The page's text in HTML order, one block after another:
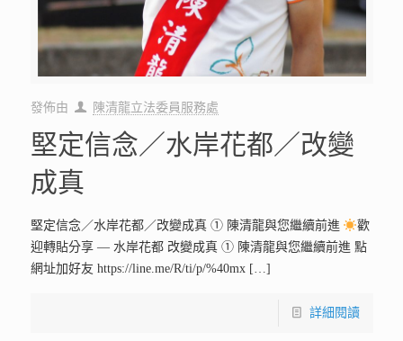
發佈由 陳清龍立法委員服務處
堅定信念／水岸花都／改變
成真
堅定信念／水岸花都／改變成真 ① 陳清龍與您繼續前進
歡
迎轉貼分享 — 水岸花都 改變成真 ① 陳清龍與您繼續前進 點
網址加好友 https://line.me/R/ti/p/%40mx[…]
詳細閱讀